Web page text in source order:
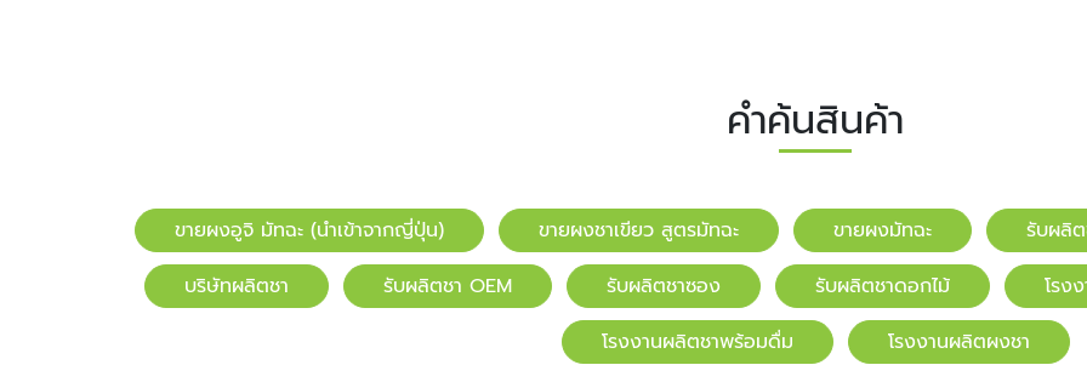
คำค้นสินค้า
ขายผงอูจิ มัทฉะ (นำเข้าจากญี่ปุ่น) ขายผงชาเขียว สูตรมัทฉะ ขายผงมัทฉะ รับผลิต
บริษัทผลิตชา
รับผลิตชา OEM รับผลิตชาซอง รับผลิตชาดอกไม้ โรง
โรงงานผลิตชาพร้อมดื่ม
โรงงานผลิตผงชา